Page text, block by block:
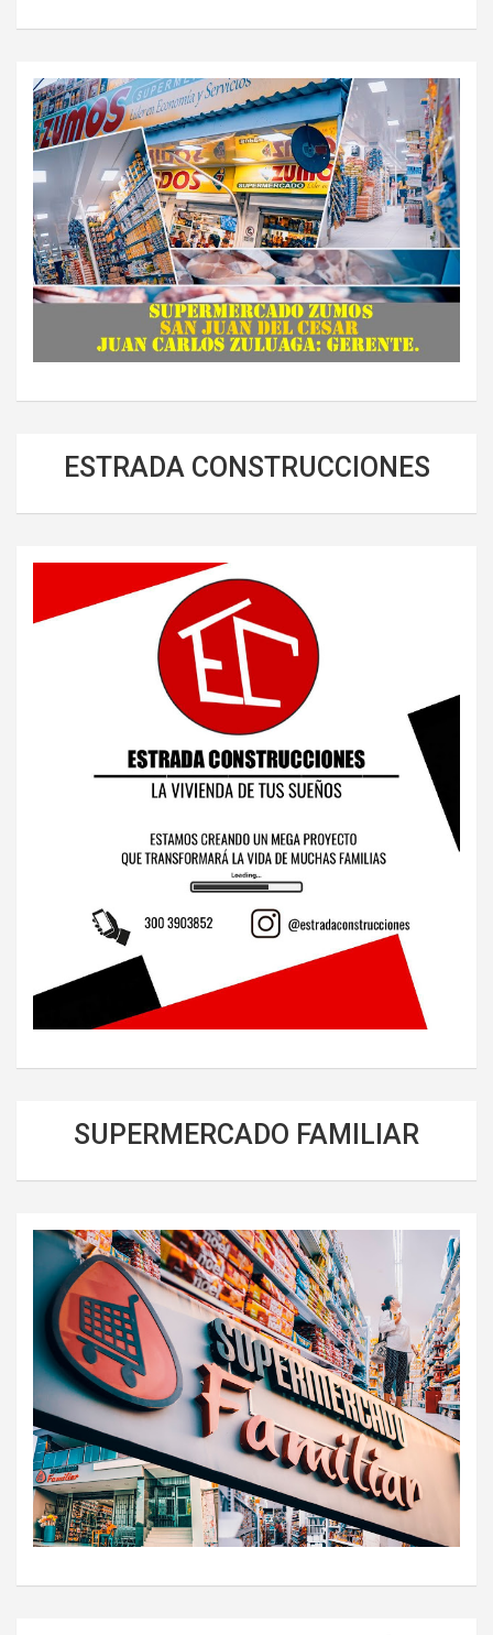
ESTRADA CONSTRUCCIONES
SUPERMERCADO FAMILIAR